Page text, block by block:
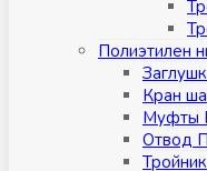
Полиэтилен
Кран
Муфты
Отвод